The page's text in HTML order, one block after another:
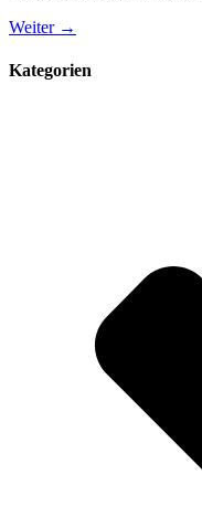
Weiter →
Kategorien